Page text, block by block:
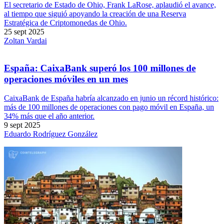
El secretario de Estado de Ohio, Frank LaRose, aplaudió el avance,
al tiempo que siguió apoyando la creación de una Reserva
Estratégica de Criptomonedas de Ohio.
25 sept 2025
Zoltan Vardai
España: CaixaBank superó los 100 millones de
operaciones móviles en un mes
CaixaBank de España habría alcanzado en junio un récord histórico:
más de 100 millones de operaciones con pago móvil en España, un
34% más que el año anterior.
9 sept 2025
Eduardo Rodríguez González